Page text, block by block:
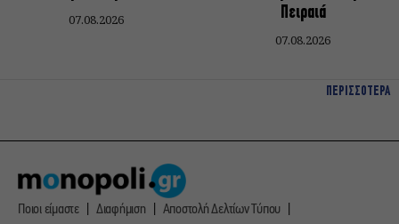
07.08.2026
Πειραιά
07.08.2026
ΠΕΡΙΣΣΟΤΕΡΑ
Ποιοι είμαστε Διαφήμιση Αποστολή Δελτίων Τύπου